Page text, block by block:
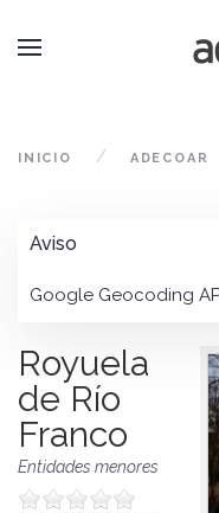
INICIO ADECOAR
Aviso
Google Geocoding
Royuela
de Río
Franco
Entidades menores